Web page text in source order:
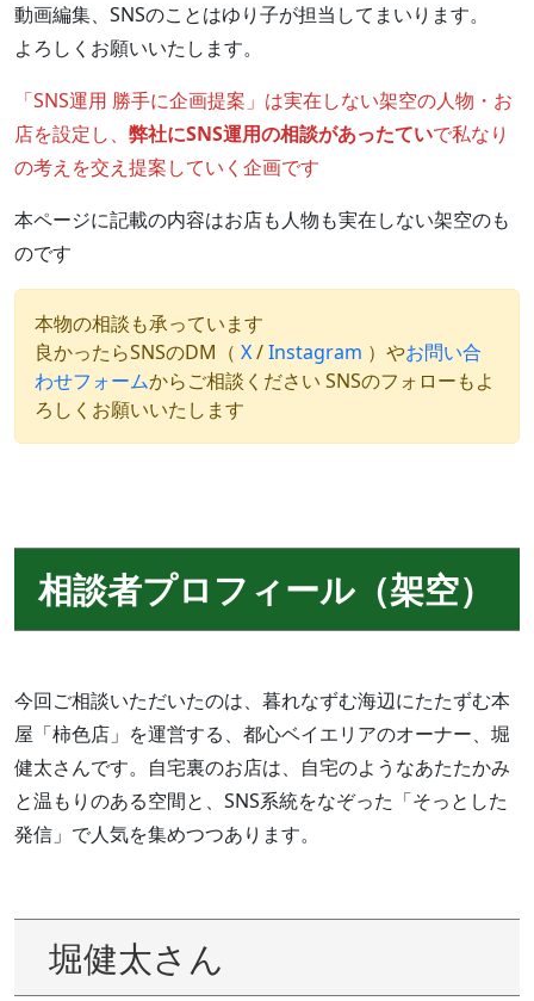
動画編集、SNSのことはゆり子が担当してまいります。
よろしくお願いいたします。
「SNS運用 勝手に企画提案」は実在しない架空の人物・お
店を設定し、 弊社にSNS運用の相談があったていで私なり
の考えを交え提案していく企画です
本ページに記載の内容はお店も人物も実在しない架空のも
のです
本物の相談も承っています
良かったらSNSのDM（ X/Instagram ）やお問い合
わせフォームからご相談ください SNSのフォローもよ
ろしくお願いいたします
相談者プロフィール（架空）
今回ご相談いただいたのは、暮れなずむ海辺にたたずむ本
屋「柿色店」を運営する、都心ベイエリアのオーナー、堀
健太さんです。自宅裏のお店は、自宅のようなあたたかみ
と温もりのある空間と、SNS系統をなぞった「そっとした
発信」で人気を集めつつあります。
堀健太さん